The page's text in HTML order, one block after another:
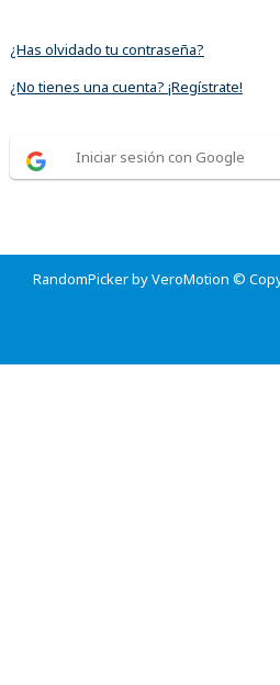
¿Has olvidado tu contraseña?
¿No tienes una cuenta? ¡Regístrate!
Iniciar sesión con Google
RandomPicker by VeroMotion ©